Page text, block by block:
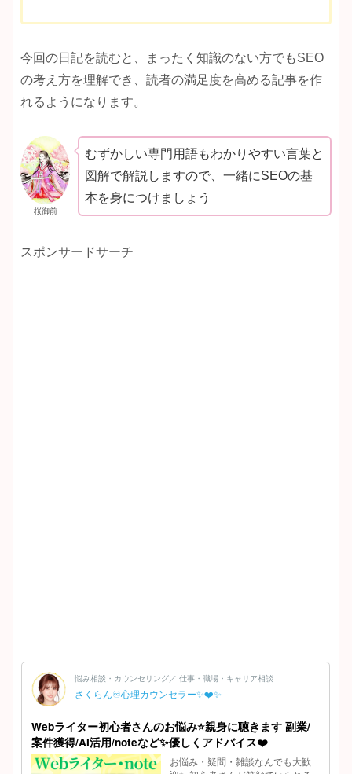
今回の日記を読むと、まったく知識のない方でもSEO
の考え方を理解でき、読者の満足度を高める記事を作
れるようになります。
桜御前
むずかしい専門用語もわかりやすい言葉と
図解で解説しますので、一緒にSEOの基
本を身につけましょう
スポンサードサーチ